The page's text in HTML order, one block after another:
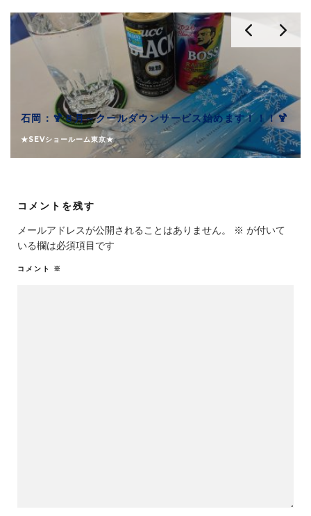
石岡：🍹８月～クールダウンサービス始めます！！！🍹
★SEVショールーム東京★
コメントを残す
メールアドレスが公開されることはありません。 ※ が付いて
いる欄は必須項目です
コメント ※